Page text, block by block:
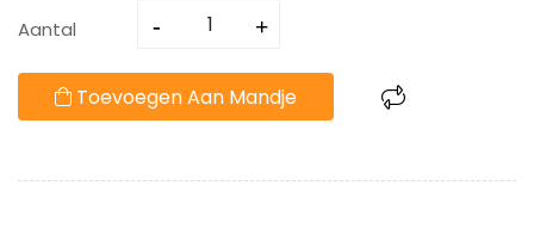
Aantal
Toevoegen Aan Mandje